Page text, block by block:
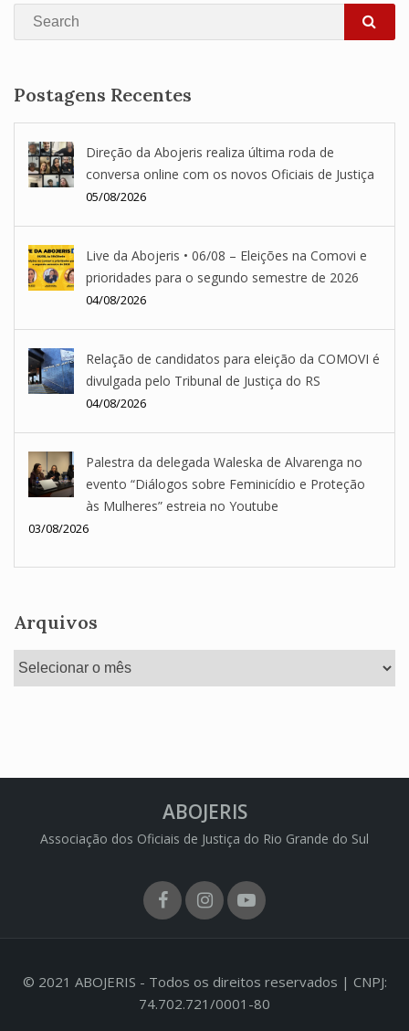
Search
Postagens Recentes
Direção da Abojeris realiza última roda de
conversa online com os novos Oficiais de Justiça
05/08/2026
Live da Abojeris • 06/08 – Eleições na Comovi e
prioridades para o segundo semestre de 2026
04/08/2026
Relação de candidatos para eleição da COMOVI é
divulgada pelo Tribunal de Justiça do RS
04/08/2026
Palestra da delegada Waleska de Alvarenga no
evento “Diálogos sobre Feminicídio e Proteção
às Mulheres” estreia no Youtube
03/08/2026
Arquivos
Arquivos
ABOJERIS
Associação dos Oficiais de Justiça do Rio Grande do Sul
FacebookInstagram
Youtube
© 2021 ABOJERIS - Todos os direitos reservados | CNPJ:
74.702.721/0001-80